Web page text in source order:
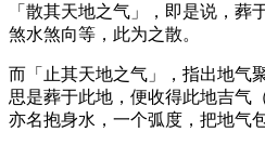
「散其天地之气」，即是说，葬
煞水煞向等，此为之散。
而「止其天地之气」，指出地气
思是葬于此地，便收得此地吉气
亦名抱身水，一个弧度，把地气